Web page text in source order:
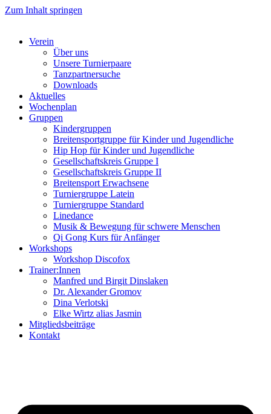
Zum Inhalt springen
Verein
Über uns
Unsere Turnierpaare
Tanzpartnersuche
Downloads
Aktuelles
Wochenplan
Gruppen
Kindergruppen
Breitensportgruppe für Kinder und Jugendliche
Hip Hop für Kinder und Jugendliche​
Gesellschaftskreis Gruppe I
Gesellschaftskreis Gruppe II
Breitensport Erwachsene
Turniergruppe Latein
Turniergruppe Standard
Linedance
Musik & Bewegung für schwere Menschen​
Qi Gong Kurs für Anfänger
Workshops
Workshop Discofox
Trainer:Innen
Manfred und Birgit Dinslaken
Dr. Alexander Gromov
Dina Verlotski
Elke Wirtz alias Jasmin
Mitgliedsbeiträge
Kontakt